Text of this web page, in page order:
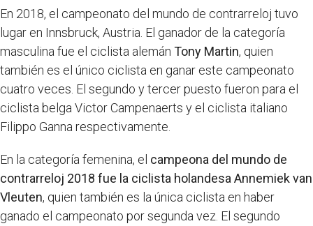
En 2018, el campeonato del mundo de contrarreloj tuvo
lugar en Innsbruck, Austria. El ganador de la categoría
masculina fue el ciclista alemán Tony Martin, quien
también es el único ciclista en ganar este campeonato
cuatro veces. El segundo y tercer puesto fueron para el
ciclista belga Victor Campenaerts y el ciclista italiano
Filippo Ganna respectivamente.
En la categoría femenina, el campeona del mundo de
contrarreloj 2018 fue la ciclista holandesa Annemiek van
Vleuten, quien también es la única ciclista en haber
ganado el campeonato por segunda vez. El segundo